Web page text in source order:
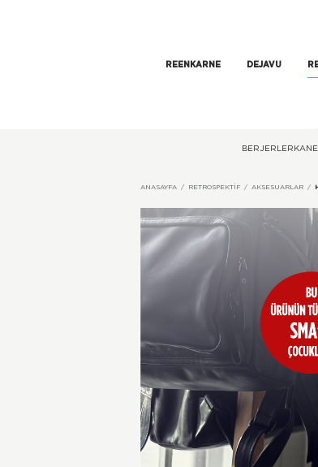
REENKARNE DEJAVU
BERJERLER
ANASAYFA RETROSPEKTIF AKSESUARLAR